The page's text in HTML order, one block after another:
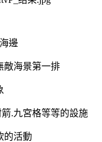
邊
敵海景第一排
.九宮格等等的設施
的活動